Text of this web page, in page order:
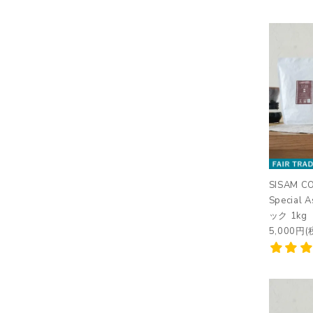
SISAM
Special
ック 1kg
5,000円(